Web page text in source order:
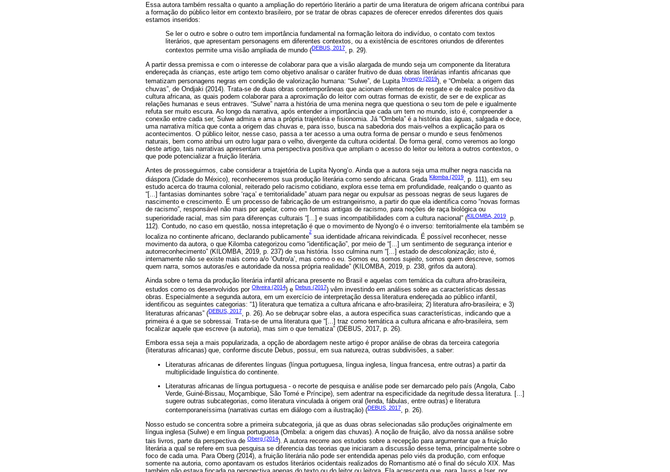
Essa autora também ressalta o quanto a ampliação do repertório literário a partir de uma literatura de origem africana contribui para
a formação do público leitor em contexto brasileiro, por se tratar de obras capazes de oferecer enredos diferentes dos quais
estamos inseridos:
Se ler o outro e sobre o outro tem importância fundamental na formação leitora do indivíduo, o contato com textos
literários, que apresentam personagens em diferentes contextos, ou a existência de escritores oriundos de diferentes
contextos permite uma visão ampliada de mundo (DEBUS, 2017, p. 29).
A partir dessa premissa e com o interesse de colaborar para que a visão alargada de mundo seja um componente da literatura
endereçada às crianças, este artigo tem como objetivo analisar o caráter fruitivo de duas obras literárias infantis africanas que
tematizam personagens negras em condição de valorização humana: “Sulwe”, de Lupita Nyong'o (2019), e “Ombela: a origem das
chuvas”, de Ondjaki (2014). Trata-se de duas obras contemporâneas que acionam elementos de resgate e de realce positivo da
cultura africana, as quais podem colaborar para a aproximação do leitor com outras formas de existir, de ser e de explicar as
relações humanas e seus entraves. “Sulwe” narra a história de uma menina negra que questiona o seu tom de pele e igualmente
refuta ser muito escura. Ao longo da narrativa, após entender a importância que cada um tem no mundo, isto é, compreender a
conexão entre cada ser, Sulwe admira e ama a própria trajetória e fisionomia. Já “Ombela” é a história das águas, salgada e doce,
uma narrativa mítica que conta a origem das chuvas e, para isso, busca na sabedoria dos mais-velhos a explicação para os
acontecimentos. O público leitor, nesse caso, passa a ter acesso a uma outra forma de pensar o mundo e seus fenômenos
naturais, bem como atribui um outro lugar para o velho, divergente da cultura ocidental. De forma geral, como veremos ao longo
deste artigo, tais narrativas apresentam uma perspectiva positiva que ampliam o acesso do leitor ou leitora a outros contextos, o
que pode potencializar a fruição literária.
Antes de prosseguirmos, cabe considerar a trajetória de Lupita Nyong’o. Ainda que a autora seja uma mulher negra nascida na
diáspora (Cidade do México), reconheceremos sua produção literária como sendo africana. Grada Kilomba (2019, p. 111), em seu
estudo acerca do trauma colonial, reiterado pelo racismo cotidiano, explora esse tema em profundidade, realçando o quanto as
“[...] fantasias dominantes sobre ‘raça’ e territorialidade” atuam para negar ou expulsar as pessoas negras de seus lugares de
nascimento e crescimento. É um processo de fabricação de um estrangeirismo, a partir do que ela identifica como “novas formas
de racismo”, responsável não mais por apelar, como em formas antigas de racismo, para noções de raça biológica ou
superioridade racial, mas sim para diferenças culturais “[...] e suas incompatibilidades com a cultura nacional” (KILOMBA, 2019, p.
112). Contudo, no caso em questão, nossa intepretação é que o movimento de Nyong'o é o inverso: territorialmente ela também se
localiza no continente africano, declarando publicamente
2
sua identidade africana reivindicada. É possível reconhecer, nesse
movimento da autora, o que Kilomba categorizou como “identificação”, por meio de “[...] um sentimento de segurança interior e
autorreconhecimento” (KILOMBA, 2019, p. 237) de sua história. Isso culmina num “[...] estado de descolonização; isto é,
internamente não se existe mais como a/o ‘Outro/a’, mas como o eu. Somos eu, somos sujeito , somos quem descreve, somos
quem narra, somos autoras/es e autoridade da nossa própria realidade” (KILOMBA, 2019, p. 238, grifos da autora).
Ainda sobre o tema da produção literária infantil africana presente no Brasil e aquelas com temática da cultura afro-brasileira,
estudos como os desenvolvidos por Oliveira (2014) e Debus (2017) vêm investindo em análises sobre as características dessas
obras. Especialmente a segunda autora, em um exercício de interpretação dessa literatura endereçada ao público infantil,
identificou as seguintes categorias: “1) literatura que tematiza a cultura africana e afro-brasileira; 2) literatura afro-brasileira; e 3)
literaturas africanas” (DEBUS, 2017, p. 26). Ao se debruçar sobre elas, a autora especifica suas características, indicando que a
primeira é a que se sobressai. Trata-se de uma literatura que “[...] traz como temática a cultura africana e afro-brasileira, sem
focalizar aquele que escreve (a autoria), mas sim o que tematiza” (DEBUS, 2017, p. 26).
Embora essa seja a mais popularizada, a opção de abordagem neste artigo é propor análise de obras da terceira categoria
(literaturas africanas) que, conforme discute Debus, possui, em sua natureza, outras subdivisões, a saber:
Literaturas africanas de diferentes línguas (língua portuguesa, língua inglesa, língua francesa, entre outras) a partir da
multiplicidade linguística do continente.
Literaturas africanas de língua portuguesa - o recorte de pesquisa e análise pode ser demarcado pelo país (Angola, Cabo
Verde, Guiné-Bissau, Moçambique, São Tomé e Príncipe), sem adentrar na especificidade da negritude dessa literatura. [...]
sugere outras subcategorias, como literatura vinculada à origem oral (lenda, fábulas, entre outras) e literatura
contemporaneíssima (narrativas curtas em diálogo com a ilustração) (DEBUS, 2017, p. 26).
Nosso estudo se concentra sobre a primeira subcategoria, já que as duas obras selecionadas são produções originalmente em
língua inglesa (Sulwe) e em língua portuguesa (Ombela: a origem das chuvas). A noção de fruição, alvo da nossa análise sobre
tais livros, parte da perspectiva de Oberg (2014). A autora recorre aos estudos sobre a recepção para argumentar que a fruição
literária a qual se refere em sua pesquisa se diferencia das teorias que iniciaram a discussão desse tema, principalmente sobre o
foco de cada uma. Para Oberg (2014), a fruição literária não pode ser entendida apenas pelo viés da produção, com enfoque
somente na autoria, como apontavam os estudos literários ocidentais realizados do Romantismo até o final do século XIX. Mas